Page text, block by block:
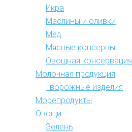
Икра
Маслины и оливки
Мед
Мясные консервы
Овощная консервация
Молочная продукция
Творожные изделия
Морепродукты
Овощи
Зелень